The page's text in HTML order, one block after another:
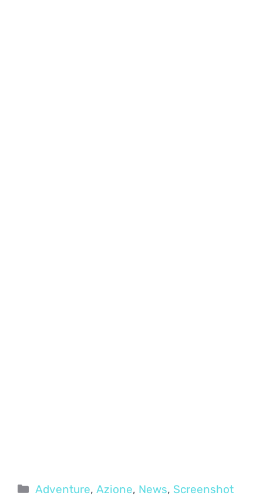
Categorie
Adventure,Azione, News, Screenshot